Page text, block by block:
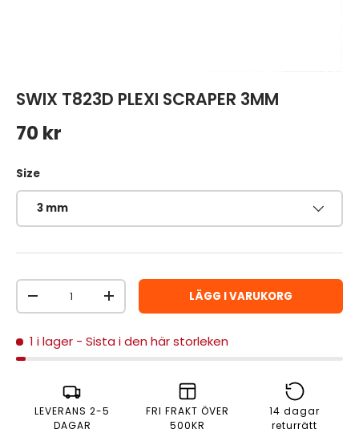
SWIX T823D PLEXI SCRAPER 3MM
Ordinarie pris
70 kr
Size
3 mm
Antal
MINSKA ANTALÖKA ANTAL LÄGG I VARUKORG
1 i lager - Sista i den här storleken
LEVERANS 2-5
DAGAR
FRI FRAKT ÖVER
500KR
14 dagar
returrätt